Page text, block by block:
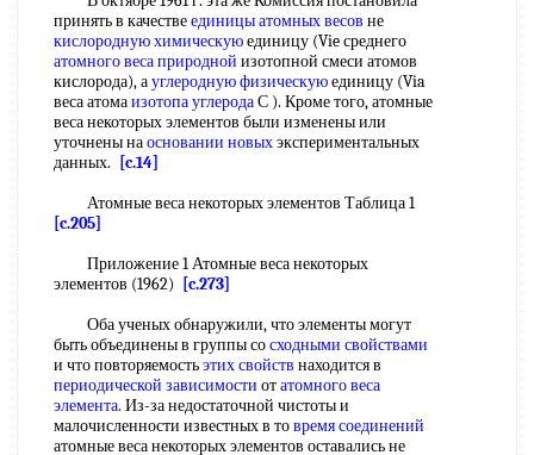
принять в качествеединицы атомных весов не
кислородную химическуюединицу (Vie среднего
атомного веса природной изотопной смеси атомов
кислорода), ауглеродную физическуюединицу (Via
веса атомаизотопа углеродаС ). Кроме того, атомные
веса некоторых элементов были изменены или
уточнены наосновании новыхэкспериментальных
данных.
[c.14]
Атомные веса некоторых элементов Таблица 1
[c.205]
Приложение 1 Атомные веса некоторых
элементов (1962)
[c.273]
Оба ученых обнаружили, что элементы могут
быть объединены в группы сосходными свойствами
и что повторяемостьэтих свойств находится в
периодической зависимости отатомного веса
элемента. Из-за недостаточной чистоты и
малочисленности известных в товремя соединений
атомные веса некоторых элементов оставались не